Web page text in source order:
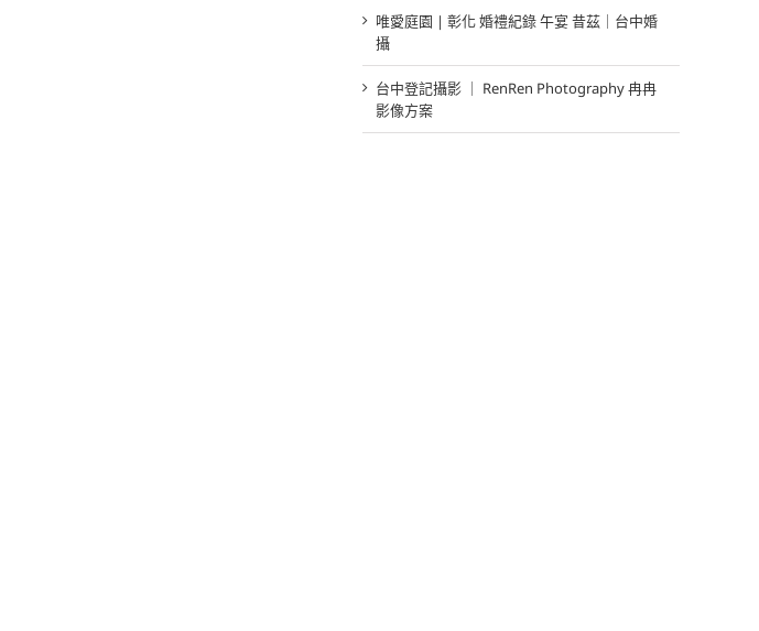
唯愛庭園 | 彰化 婚禮紀錄 午宴 昔茲｜台中婚
攝
台中登記攝影 ｜ RenRen Photography 冉冉
影像方案